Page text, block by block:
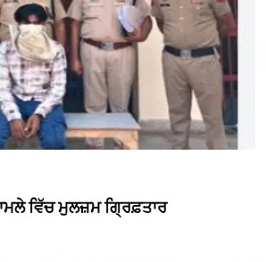
ਵਿੱਚ ਮੁਲਜ਼ਮ ਗ੍ਰਿਫ਼ਤਾਰ